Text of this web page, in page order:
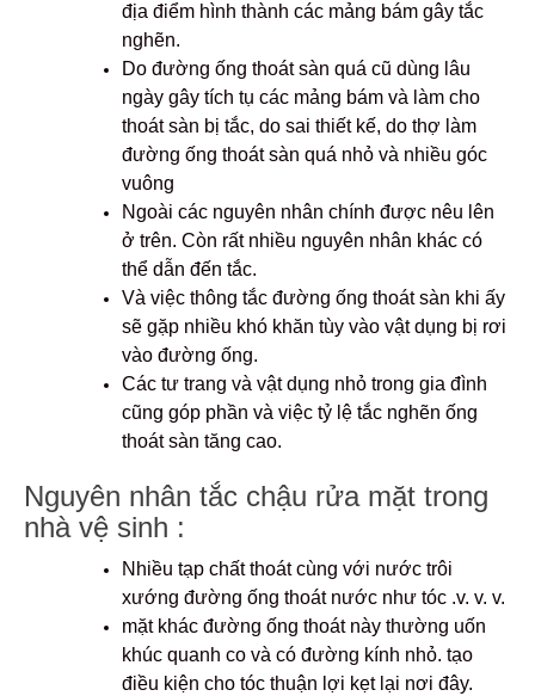
địa điểm hình thành các mảng bám gây tắc
nghẽn.
Do đường ống thoát sàn quá cũ dùng lâu
ngày gây tích tụ các mảng bám và làm cho
thoát sàn bị tắc, do sai thiết kế, do thợ làm
đường ống thoát sàn quá nhỏ và nhiều góc
vuông
Ngoài các nguyên nhân chính được nêu lên
ở trên. Còn rất nhiều nguyên nhân khác có
thể dẫn đến tắc.
Và việc thông tắc đường ống thoát sàn khi ấy
sẽ gặp nhiều khó khăn tùy vào vật dụng bị rơi
vào đường ống.
Các tư trang và vật dụng nhỏ trong gia đình
cũng góp phần và việc tỷ lệ tắc nghẽn ống
thoát sàn tăng cao.
Nguyên nhân tắc chậu rửa mặt trong
nhà vệ sinh :
Nhiều tạp chất thoát cùng với nước trôi
xướng đường ống thoát nước như tóc .v. v. v.
mặt khác đường ống thoát này thường uốn
khúc quanh co và có đường kính nhỏ. tạo
điều kiện cho tóc thuận lợi kẹt lại nơi đây.